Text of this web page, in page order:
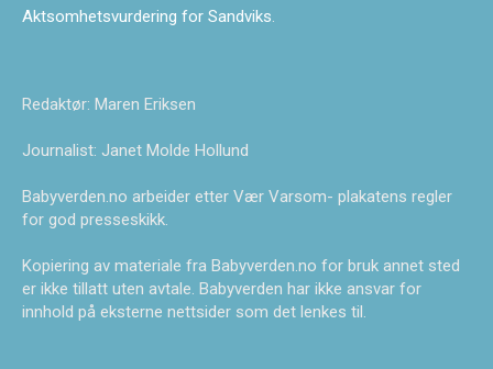
Aktsomhetsvurdering for Sandviks.
Redaktør: Maren Eriksen
Journalist: Janet Molde Hollund
Babyverden.no arbeider etter Vær Varsom- plakatens regler
for god presseskikk.
Kopiering av materiale fra Babyverden.no for bruk annet sted
er ikke tillatt uten avtale. Babyverden har ikke ansvar for
innhold på eksterne nettsider som det lenkes til.